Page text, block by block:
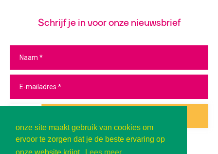
onze site maakt gebruik van cookies om
ervoor te zorgen dat je de beste ervaring op
Schrijf je in voor onze nieuwsbrief